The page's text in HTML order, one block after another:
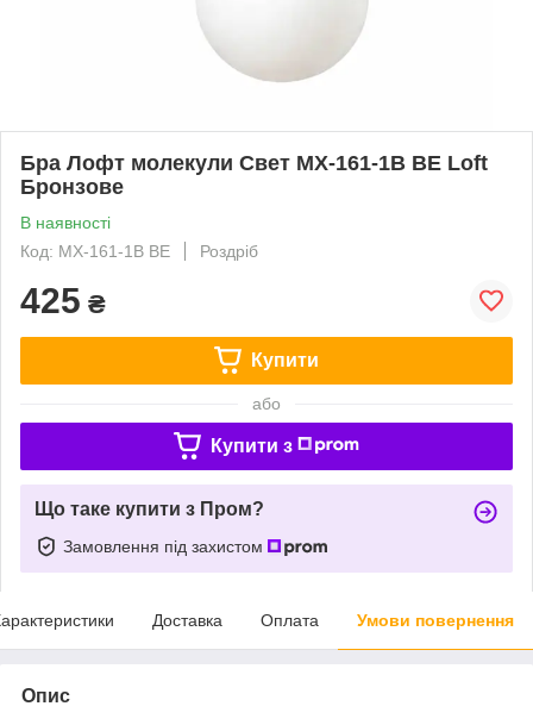
Бра Лофт молекули Свет MX-161-1B BE Loft
Бронзове
В наявності
Код: MX-161-1B BE
Роздріб
425 ₴
Купити
або
Купити з
Що таке купити з Пром?
Замовлення під захистом
Доставка Оплата Умови повернення
Опис